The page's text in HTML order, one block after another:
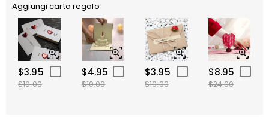
Aggiungi carta regalo
$3.95
$10.00
$4.95
$10.00
$3.95
$10.00
$8.95
$24.00